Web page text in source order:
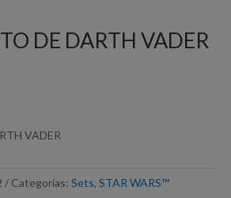
DE DARTH VADER
VADER
Categorías: Sets, STAR WARS™